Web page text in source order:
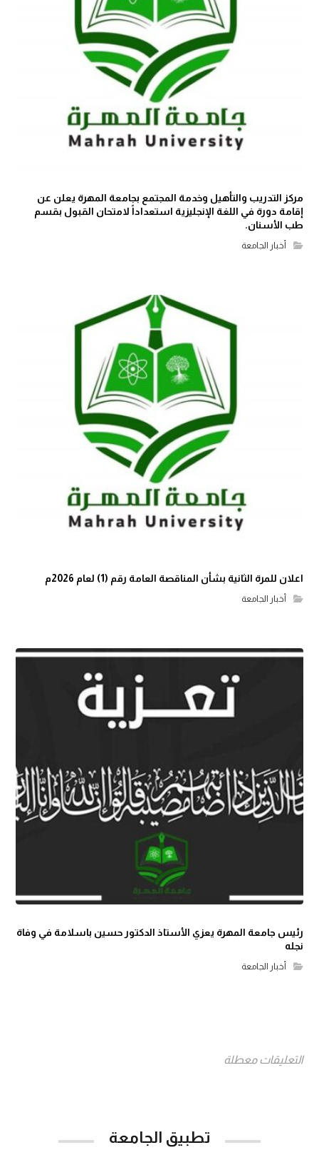
مركز التدريب والتأهيل وخدمة المجتمع بجامعة المهرة يعلن عن
إقامة دورة في اللغة الإنجليزية استعداداً لامتحان القبول بقسم
طب الأسنان.
أخبار الجامعة
اعلان للمرة الثانية بشأن المناقصة العامة رقم (1) لعام 2026م
أخبار الجامعة
رئيس جامعة المهرة يعزي الأستاذ الدكتور حسين باسلامة في وفاة
نجله
أخبار الجامعة
التعليقات معطلة
تطبيق الجامعة